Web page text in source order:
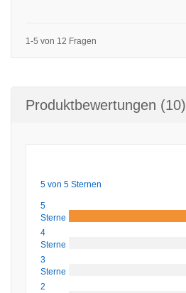
1-5 von 12 Fragen
Produktbewertungen (10)
5 von 5 Sternen
5
Sterne
4
Sterne
3
Sterne
2